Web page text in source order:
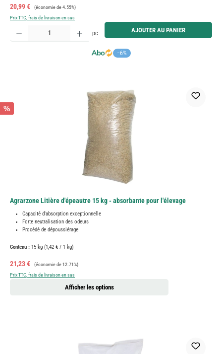
Prix de vente :
20,99 € Prix régulier :
(économie de 4.55%)
Prix TTC, frais de livraison en sus
−6%
Quantité de produit : Entrez la quantité souhaitée ou utilisez les boutons pour augmenter ou
pc AJOUTER AU PANIER
%
Agrarzone Litière d'épeautre 15 kg - absorbante pour l'élevage
Capacité d'absorption exceptionnelle
Forte neutralisation des odeurs
Procédé de dépoussiérage
Contenu : 15 kg (1,42 € / 1 kg)
Prix de vente :
21,23 € Prix régulier :
(économie de 12.71%)
Prix TTC, frais de livraison en sus
Afficher les options